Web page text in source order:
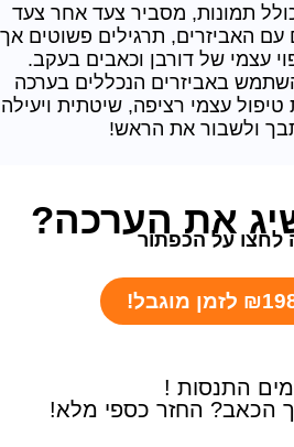
תמונות, מסביר צעד אחר צעד
האביזרים, תרגילים פשוטים אך
עצמי של דורבן וכאבים בעקב.
באביזרים הנכללים בערכה
עצמי רציפה, שיטתית ויעילה
ולשבור את הראש!
את הערכה?
לחצו על הכפתור
הכאב? החזר כספי מלא!